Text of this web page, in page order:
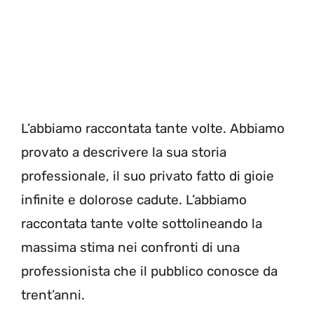
L’abbiamo raccontata tante volte. Abbiamo
provato a descrivere la sua storia
professionale, il suo privato fatto di gioie
infinite e dolorose cadute. L’abbiamo
raccontata tante volte sottolineando la
massima stima nei confronti di una
professionista che il pubblico conosce da
trent’anni.